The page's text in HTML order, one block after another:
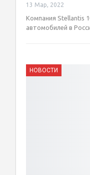
13 Мар, 2022
Компания Stellantis
автомобилей в
НОВОСТИ